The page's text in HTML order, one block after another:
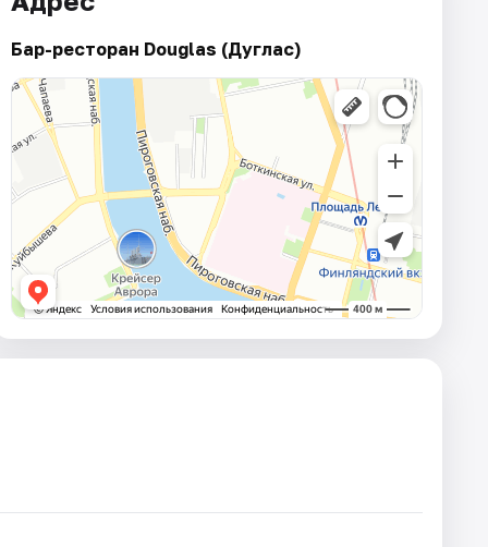
Бар-ресторан Douglas (Дуглас)